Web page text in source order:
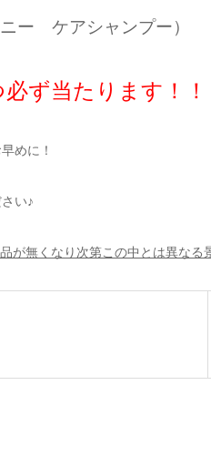
ー ケアシャンプー）
ず当たります！！
めに！
い♪
が無くなり次第この中とは異なる